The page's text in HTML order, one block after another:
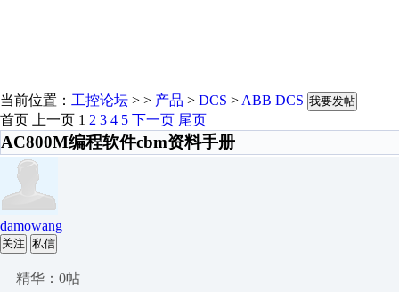
当前位置： 工控论坛 > > 产品 > DCS > ABB DCS 我要发帖
首页 上一页 1 2 3 4 5 下一页 尾页
AC800M编程软件cbm资料手册
damowang
关注 私信
精华：0帖